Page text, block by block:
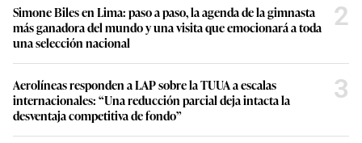
Simone Biles en Lima: paso a paso, la agenda de la gimnasta
más ganadora del mundo y una visita que emocionará a toda
una selección nacional
2
Aerolíneas responden a LAP sobre la TUUA a escalas
internacionales: “Una reducción parcial deja intacta la
desventaja competitiva de fondo”
3